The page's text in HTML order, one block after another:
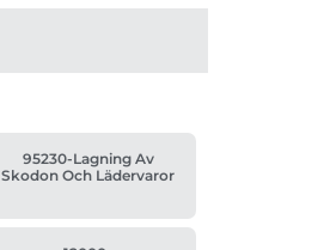
95230-Lagning Av
Skodon Och Lädervaror